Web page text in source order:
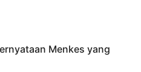
Menkes yang